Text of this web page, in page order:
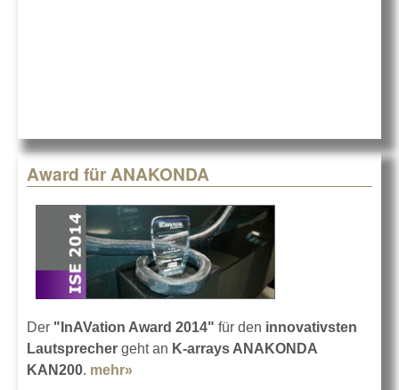
Award für ANAKONDA
Der "InAVation Award 2014" für den innovativsten
Lautsprecher geht an K-arrays ANAKONDA
KAN200. mehr»